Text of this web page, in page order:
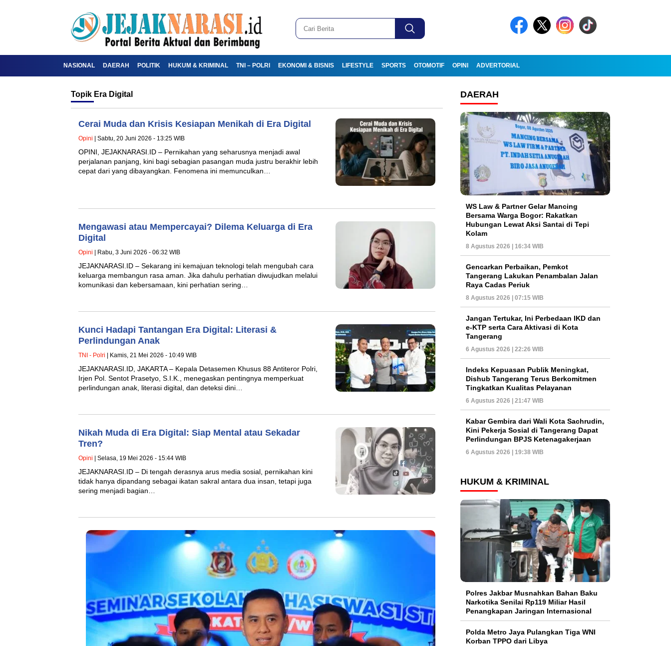
NASIONAL DAERAH POLITIK HUKUM & KRIMINAL TNI – POLRI EKONOMI & BISNIS LIFESTYLE SPORTS OTOMOTIF OPINI ADVERTORIAL
Topik Era Digital
Cerai Muda dan Krisis Kesiapan Menikah di Era Digital
Opini | Sabtu, 20 Juni 2026 - 13:25 WIB
OPINI, JEJAKNARASI.ID – Pernikahan yang seharusnya menjadi awal
perjalanan panjang, kini bagi sebagian pasangan muda justru berakhir lebih
cepat dari yang dibayangkan. Fenomena ini memunculkan…
Mengawasi atau Mempercayai? Dilema Keluarga di Era
Digital
Opini | Rabu, 3 Juni 2026 - 06:32 WIB
JEJAKNARASI.ID – Sekarang ini kemajuan teknologi telah mengubah cara
keluarga membangun rasa aman. Jika dahulu perhatian diwujudkan melalui
komunikasi dan kebersamaan, kini perhatian sering…
Kunci Hadapi Tantangan Era Digital: Literasi &
Perlindungan Anak
TNI - Polri | Kamis, 21 Mei 2026 - 10:49 WIB
JEJAKNARASI.ID, JAKARTA – Kepala Detasemen Khusus 88 Antiteror Polri,
Irjen Pol. Sentot Prasetyo, S.I.K., menegaskan pentingnya memperkuat
perlindungan anak, literasi digital, dan deteksi dini…
Nikah Muda di Era Digital: Siap Mental atau Sekadar
Tren?
Opini | Selasa, 19 Mei 2026 - 15:44 WIB
JEJAKNARASI.ID – Di tengah derasnya arus media sosial, pernikahan kini
tidak hanya dipandang sebagai ikatan sakral antara dua insan, tetapi juga
sering menjadi bagian…
DAERAH
WS Law & Partner Gelar Mancing
Bersama Warga Bogor: Rakatkan
Hubungan Lewat Aksi Santai di Tepi
Kolam
8 Agustus 2026 | 16:34 WIB
Gencarkan Perbaikan, Pemkot
Tangerang Lakukan Penambalan Jalan
Raya Cadas Periuk
8 Agustus 2026 | 07:15 WIB
Jangan Tertukar, Ini Perbedaan IKD dan
e-KTP serta Cara Aktivasi di Kota
Tangerang
6 Agustus 2026 | 22:26 WIB
Indeks Kepuasan Publik Meningkat,
Dishub Tangerang Terus Berkomitmen
Tingkatkan Kualitas Pelayanan
6 Agustus 2026 | 21:47 WIB
Kabar Gembira dari Wali Kota Sachrudin,
Kini Pekerja Sosial di Tangerang Dapat
Perlindungan BPJS Ketenagakerjaan
6 Agustus 2026 | 19:38 WIB
HUKUM & KRIMINAL
Polres Jakbar Musnahkan Bahan Baku
Narkotika Senilai Rp119 Miliar Hasil
Penangkapan Jaringan Internasional
Polda Metro Jaya Pulangkan Tiga WNI
Korban TPPO dari Libya